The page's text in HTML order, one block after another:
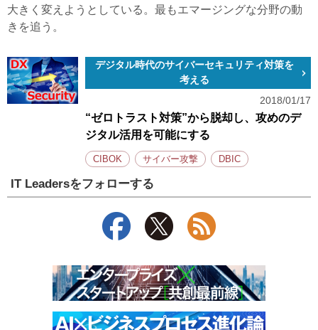
大きく変えようとしている。最もエマージングな分野の動
きを追う。
デジタル時代のサイバーセキュリティ対策を
考える
2018/01/17
“ゼロトラスト対策”から脱却し、攻めのデ
ジタル活用を可能にする
CIBOK サイバー攻撃 DBIC
IT Leadersをフォローする